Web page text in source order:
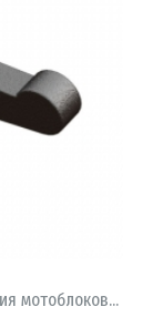
мотоблоков...